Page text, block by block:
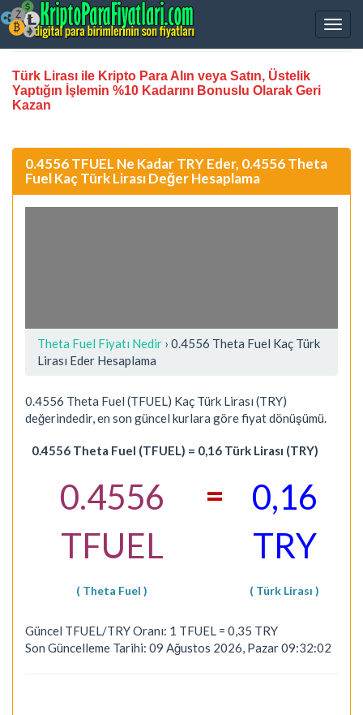
Türk Lirası ile Kripto Para Alın veya Satın, Üstelik
Yaptığın İşlemin %10 Kadarını Bonuslu Olarak Geri
Kazan
0.4556 TFUEL Ne Kadar TRY Eder, 0.4556 Theta
Fuel Kaç Türk Lirası Değer Hesaplama
Theta Fuel Fiyatı Nedir › 0.4556 Theta Fuel Kaç Türk
Lirası Eder Hesaplama
0.4556 Theta Fuel (TFUEL) Kaç Türk Lirası (TRY)
değerindedir, en son güncel kurlara göre fiyat dönüşümü.
0.4556 Theta Fuel (TFUEL) = 0,16 Türk Lirası (TRY)
0.4556
TFUEL
=
0,16
TRY
( Theta Fuel ) ( Türk Lirası )
Güncel TFUEL/TRY Oranı: 1 TFUEL = 0,35 TRY
Son Güncelleme Tarihi: 09 Ağustos 2026, Pazar 09:32:02